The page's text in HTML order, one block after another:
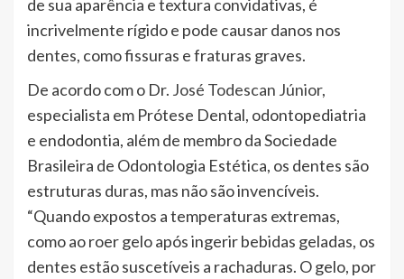
de sua aparência e textura convidativas, é
incrivelmente rígido e pode causar danos nos
dentes, como fissuras e fraturas graves.
De acordo com o Dr. José Todescan Júnior,
especialista em Prótese Dental, odontopediatria
e endodontia, além de membro da Sociedade
Brasileira de Odontologia Estética, os dentes são
estruturas duras, mas não são invencíveis.
“Quando expostos a temperaturas extremas,
como ao roer gelo após ingerir bebidas geladas, os
dentes estão suscetíveis a rachaduras. O gelo, por